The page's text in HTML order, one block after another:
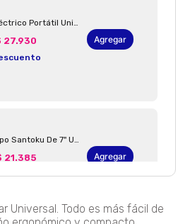
27.930 Agregar
Cuchillo Tipo Santoku De 7" Universal CUCHILLO SANTOKU ACERO 7"
21.385 Agregar
Universal. Todo es más fácil de